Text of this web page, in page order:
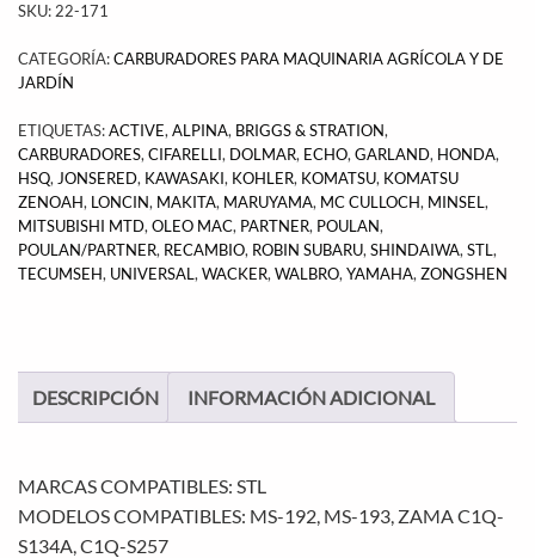
SKU: 22-171
CATEGORÍA:CARBURADORES PARA MAQUINARIA AGRÍCOLA Y DE
JARDÍN
ETIQUETAS:ACTIVE, ALPINA, BRIGGS & STRATION,
CARBURADORES, CIFARELLI, DOLMAR, ECHO, GARLAND, HONDA,
HSQ, JONSERED, KAWASAKI, KOHLER, KOMATSU, KOMATSU
ZENOAH, LONCIN, MAKITA, MARUYAMA, MC CULLOCH, MINSEL,
MITSUBISHI MTD, OLEO MAC, PARTNER, POULAN,
POULAN/PARTNER, RECAMBIO, ROBIN SUBARU, SHINDAIWA, STL,
TECUMSEH, UNIVERSAL, WACKER, WALBRO, YAMAHA, ZONGSHEN
DESCRIPCIÓN INFORMACIÓN ADICIONAL
MARCAS COMPATIBLES: STL
MODELOS COMPATIBLES: MS-192, MS-193, ZAMA C1Q-
S134A, C1Q-S257